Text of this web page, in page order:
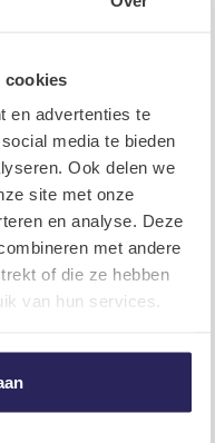
cookies
en advertenties te
media te bieden
Ook delen we
site met onze
en analyse. Deze
met andere
of die ze hebben
van hun services.
LinkedInWhatsApp
Bekijk alle
Nieuws